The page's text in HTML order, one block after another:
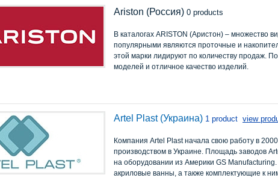
Ariston (Россия) 0 products
В каталогах ARISTON (Аристон) – множество
популярными являются проточные и
этой марки лидируют по количеству продаж.
моделей и отличное качество изделий.
Artel Plast (Украина) 1 product view
Компания Artel Plast начала свою работу в
производством в Украине. Площадь заводов
на оборудовании из Америки GS
акриловые ванны, а также комплектующие к